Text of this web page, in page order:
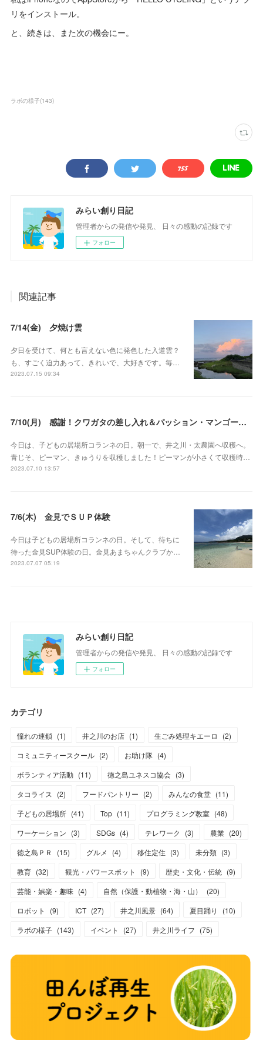
リをインストール。
と、続きは、また次の機会にー。
ラボの様子(143)
みらい創り日記
管理者からの発信や発見、 日々の感動の記録です
フォロー
関連記事
7/14(金) 夕焼け雲
夕日を受けて、何とも言えない色に発色した入道雲？
も、すごく迫力あって、きれいで、大好きです。毎…
2023.07.15 09:34
7/10(月) 感謝！クワガタの差し入れ＆パッション・マンゴーの差し入れ
今日は、子どもの居場所コランネの日。朝一で、井之川・太農園へ収穫へ。
青じそ、ピーマン、きゅうりを収穫しました！ピーマンが小さくて収穫時…
2023.07.10 13:57
7/6(木) 金見でＳＵＰ体験
今日は子どもの居場所コランネの日。そして、待ちに
待った金見SUP体験の日。金見あまちゃんクラブか…
2023.07.07 05:19
みらい創り日記
管理者からの発信や発見、 日々の感動の記録です
フォロー
カテゴリ
憧れの連鎖 (1) 井之川のお店 (1) 生ごみ処理キエーロ (2)
コミュニティースクール (2) お助け隊 (4)
ボランティア活動 (11) 徳之島ユネスコ協会 (3)
タコライス
(2) フードパントリー (2) みんなの食堂 (11)
子どもの居場所 (41) Top (11) プログラミング教室 (48)
ワーケーション (3) SDGs (4) テレワーク (3) 農業 (20)
徳之島ＰＲ
(15) グルメ (4) 移住定住 (3) 未分類 (3)
教育 (32) 観光・パワースポット (9) 歴史・文化・伝統 (9)
芸能・娯楽・趣味 (4) 自然（保護・動植物・海・山） (20)
ロボット
(9) ICT (27) 井之川風景 (64) 夏目踊り (10)
ラボの様子 (143) イベント (27) 井之川ライフ (75)